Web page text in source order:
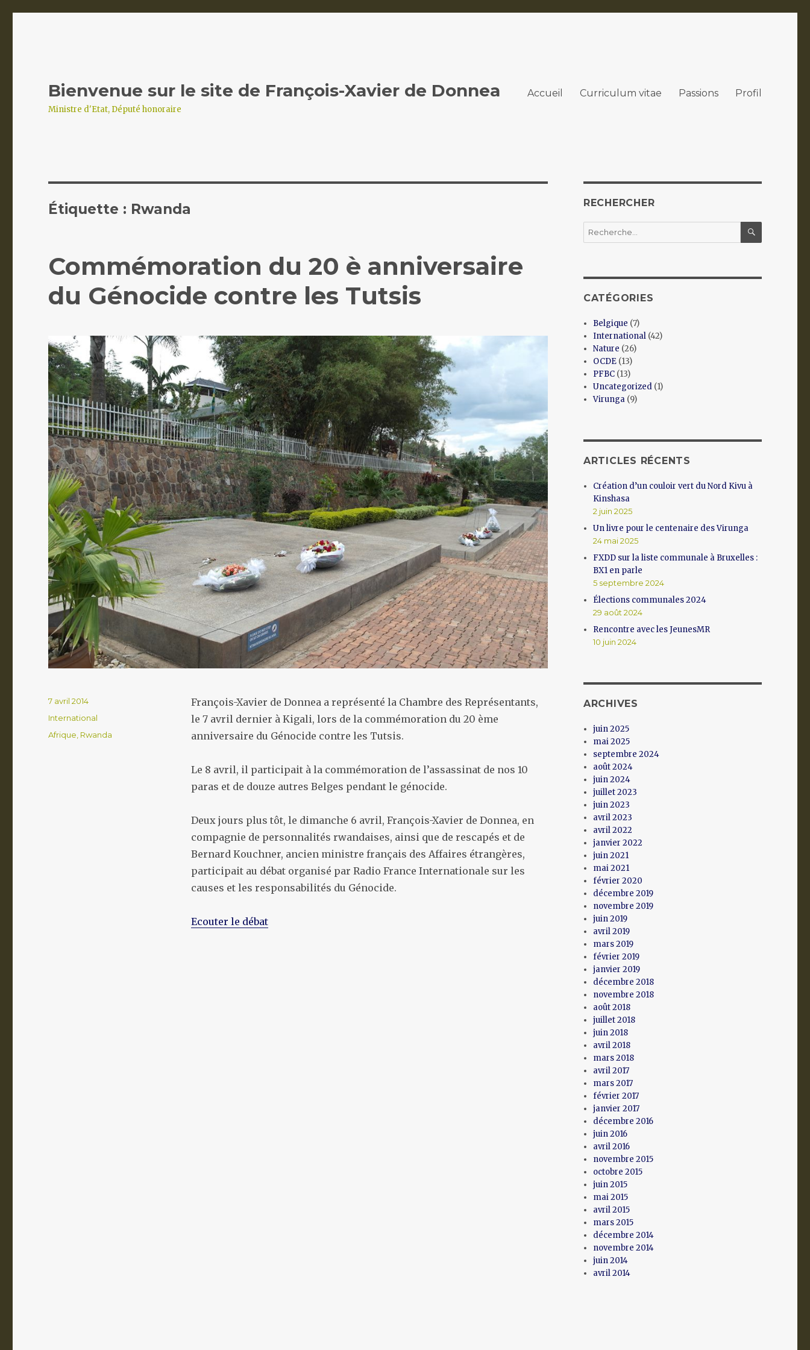
Bienvenue sur le site de François-Xavier de Donnea
Ministre d'Etat, Député honoraire
Accueil Curriculum vitae Passions Profil
Étiquette : Rwanda
Commémoration du 20 è anniversaire
du Génocide contre les Tutsis
François-Xavier de Donnea a représenté la Chambre des Représentants,
le 7 avril dernier à Kigali, lors de la commémoration du 20 ème
anniversaire du Génocide contre les Tutsis.
Le 8 avril, il participait à la commémoration de l’assassinat de nos 10
paras et de douze autres Belges pendant le génocide.
Deux jours plus tôt, le dimanche 6 avril, François-Xavier de Donnea, en
compagnie de personnalités rwandaises, ainsi que de rescapés et de
Bernard Kouchner, ancien ministre français des Affaires étrangères,
participait au débat organisé par Radio France Internationale sur les
causes et les responsabilités du Génocide.
Ecouter le débat
Publié
le
7 avril 2014
Catégories
International
Étiquettes
Afrique, Rwanda
RECHERCHER
Recherche
pour :
CATÉGORIES
Belgique (7)
International (42)
Nature (26)
OCDE (13)
PFBC (13)
Uncategorized (1)
Virunga (9)
ARTICLES RÉCENTS
Création d’un couloir vert du Nord Kivu à
Kinshasa
2 juin 2025
Un livre pour le centenaire des Virunga
24 mai 2025
FXDD sur la liste communale à Bruxelles :
BX1 en parle
5 septembre 2024
Élections communales 2024
29 août 2024
Rencontre avec les JeunesMR
10 juin 2024
ARCHIVES
juin 2025
mai 2025
septembre 2024
août 2024
juin 2024
juillet 2023
juin 2023
avril 2023
avril 2022
janvier 2022
juin 2021
mai 2021
février 2020
décembre 2019
novembre 2019
juin 2019
avril 2019
mars 2019
février 2019
janvier 2019
décembre 2018
novembre 2018
août 2018
juillet 2018
juin 2018
avril 2018
mars 2018
avril 2017
mars 2017
février 2017
janvier 2017
décembre 2016
juin 2016
avril 2016
novembre 2015
octobre 2015
juin 2015
mai 2015
avril 2015
mars 2015
décembre 2014
novembre 2014
juin 2014
avril 2014